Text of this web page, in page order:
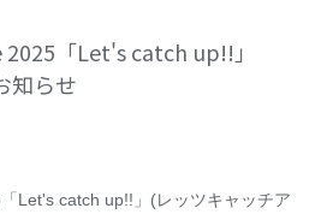
「Let's catch up!!」
知らせ
「 Let's catch up!! 」 (レッツキャッチア